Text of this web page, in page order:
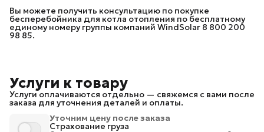
Вы можете получить консультацию по покупке
бесперебойника для котла отопления по бесплатному
единому номеру группы компаний WindSolar 8 800 200
98 85.
Услуги к товару
Услуги оплачиваются отдельно — свяжемся с вами после
заказа для уточнения деталей и оплаты.
Уточним цену после заказа
Страхование груза